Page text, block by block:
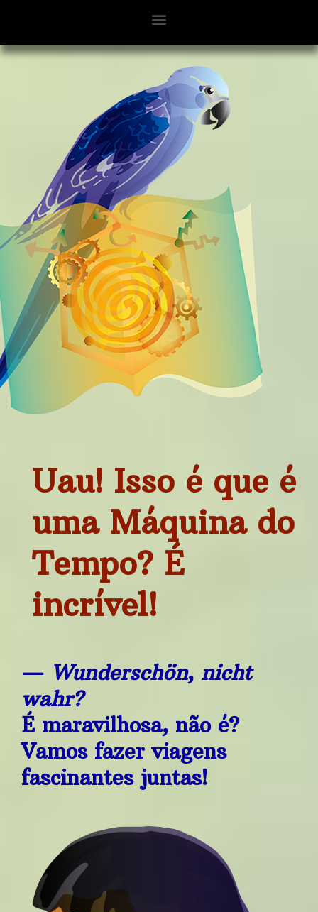
Uau! Isso é que é
uma Máquina do
Tempo? É
incrível!
— Wunderschön, nicht
wahr?
É maravilhosa, não é?
Vamos fazer viagens
fascinantes juntas!